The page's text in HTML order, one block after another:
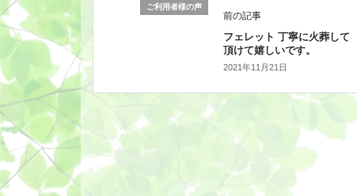
ご利用者様の声
前の記事
フェレット 丁寧に火葬して
頂けて嬉しいです。
2021年11月21日